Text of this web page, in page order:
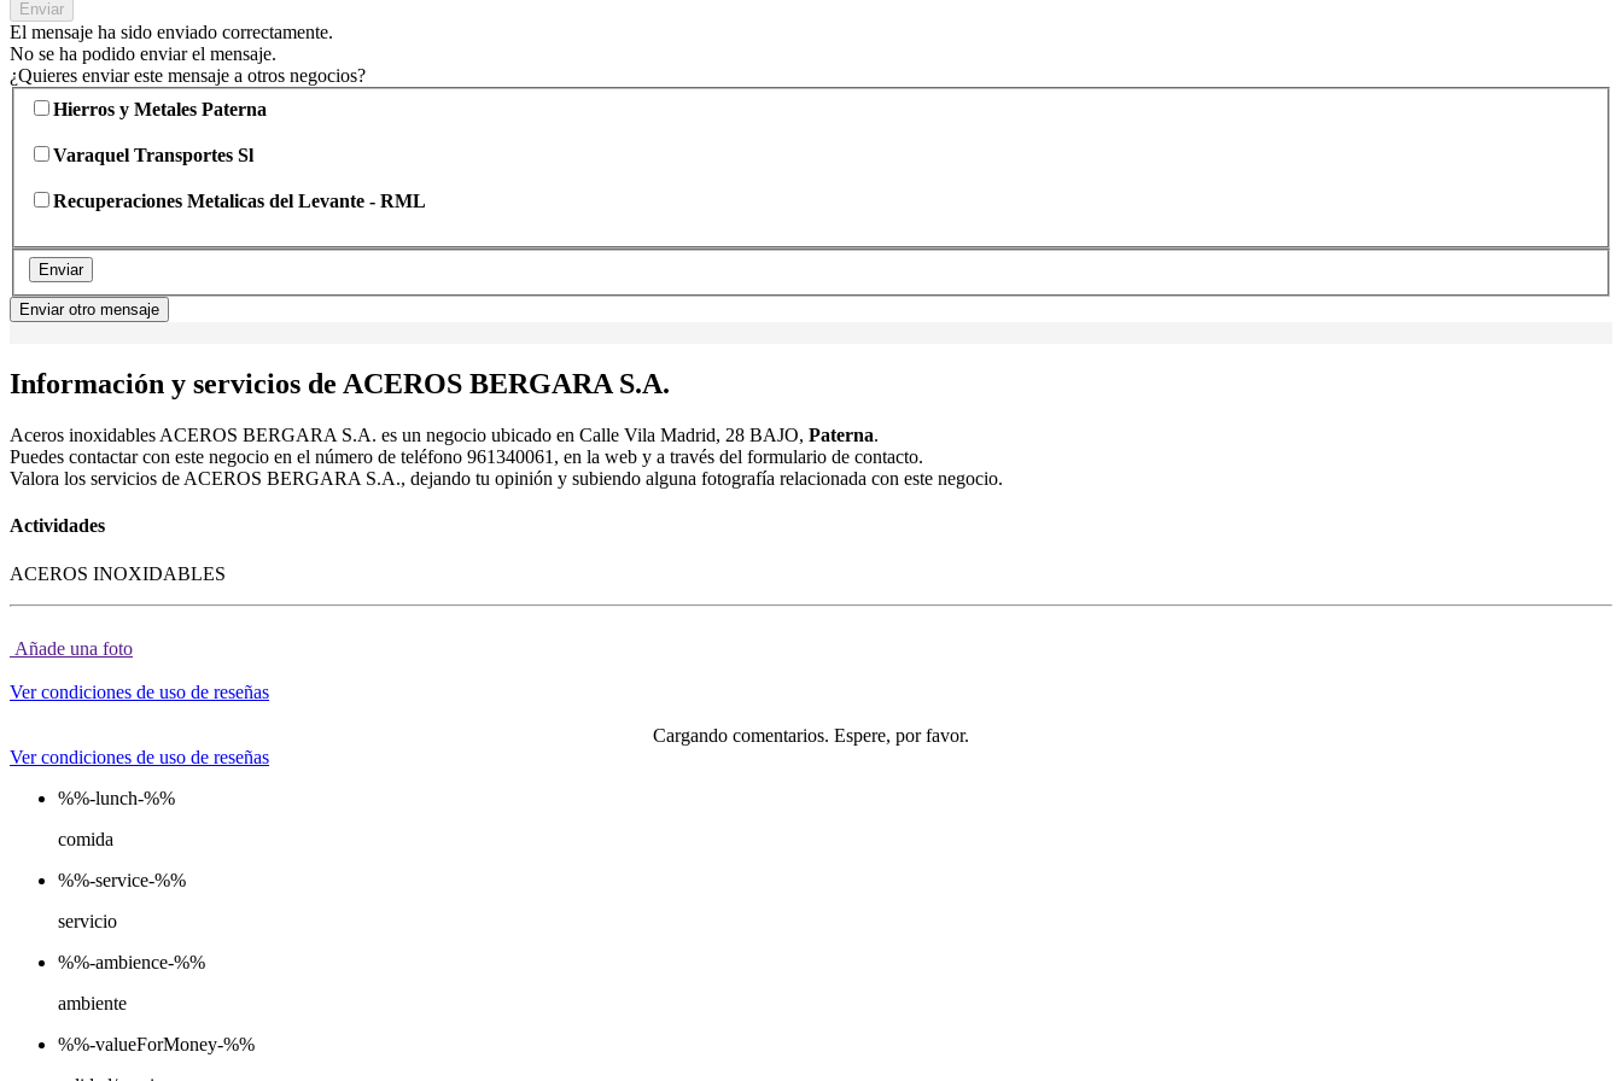
Enviar
El mensaje ha sido enviado correctamente.
No se ha podido enviar el mensaje.
¿Quieres enviar este mensaje a otros negocios?
Hierros y Metales Paterna
Varaquel Transportes Sl
Recuperaciones Metalicas del Levante - RML
Enviar
Enviar otro mensaje
Información y servicios de ACEROS BERGARA S.A.
Aceros inoxidables ACEROS BERGARA S.A. es un negocio ubicado en Calle Vila Madrid, 28 BAJO, Paterna.
Puedes contactar con este negocio en el número de teléfono 961340061, en la web y a través del formulario de contacto.
Valora los servicios de ACEROS BERGARA S.A., dejando tu opinión y subiendo alguna fotografía relacionada con este negocio.
Actividades
ACEROS INOXIDABLES
Añade una foto
Ver condiciones de uso de reseñas
Cargando comentarios. Espere, por favor.
Ver condiciones de uso de reseñas
%%-lunch-%%
comida
%%-service-%%
servicio
%%-ambience-%%
ambiente
%%-valueForMoney-%%